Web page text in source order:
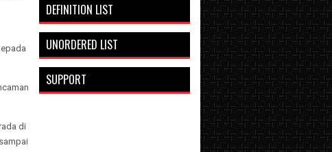
di
DEFINITION LIST
UNORDERED LIST
SUPPORT